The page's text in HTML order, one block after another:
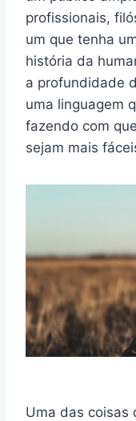
profissionais,
um que tenha
história da
a profundidade
uma linguagem
fazendo com
sejam mais
Uma das coisas